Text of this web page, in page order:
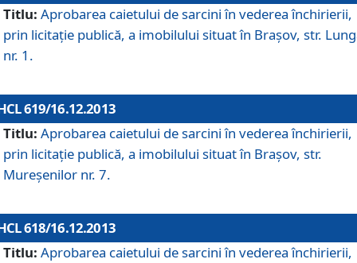
Titlu: Aprobarea caietului de sarcini în vederea închirierii,
prin licitaţie publică, a imobilului situat în Braşov, str.
nr. 1.
619/16.12.2013
Titlu: Aprobarea caietului de sarcini în vederea închirierii,
prin licitaţie publică, a imobilului situat în Braşov, str.
Mureşenilor nr. 7.
618/16.12.2013
Titlu: Aprobarea caietului de sarcini în vederea închirierii,